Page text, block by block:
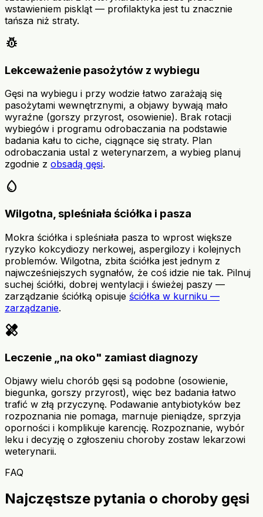
wstawieniem piskląt — profilaktyka jest tu znacznie
tańsza niż straty.
pest_control
Lekceważenie pasożytów z wybiegu
Gęsi na wybiegu i przy wodzie łatwo zarażają się
pasożytami wewnętrznymi, a objawy bywają mało
wyraźne (gorszy przyrost, osowienie). Brak rotacji
wybiegów i programu odrobaczania na podstawie
badania kału to ciche, ciągnące się straty. Plan
odrobaczania ustal z weterynarzem, a wybieg planuj
zgodnie z obsadą gęsi.
water_drop
Wilgotna, spleśniała ściółka i pasza
Mokra ściółka i spleśniała pasza to wprost większe
ryzyko kokcydiozy nerkowej, aspergilozy i kolejnych
problemów. Wilgotna, zbita ściółka jest jednym z
najwcześniejszych sygnałów, że coś idzie nie tak. Pilnuj
suchej ściółki, dobrej wentylacji i świeżej paszy —
zarządzanie ściółką opisuje ściółka w kurniku —
zarządzanie.
healing
Leczenie „na oko" zamiast diagnozy
Objawy wielu chorób gęsi są podobne (osowienie,
biegunka, gorszy przyrost), więc bez badania łatwo
trafić w złą przyczynę. Podawanie antybiotyków bez
rozpoznania nie pomaga, marnuje pieniądze, sprzyja
oporności i komplikuje karencję. Rozpoznanie, wybór
leku i decyzję o zgłoszeniu choroby zostaw lekarzowi
weterynarii.
FAQ
Najczęstsze pytania o choroby gęsi